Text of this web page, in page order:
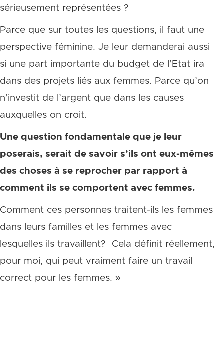
sérieusement représentées ?
Parce que sur toutes les questions, il faut une
perspective féminine. Je leur demanderai aussi
si une part importante du budget de l’Etat ira
dans des projets liés aux femmes. Parce qu’on
n’investit de l’argent que dans les causes
auxquelles on croit.
Une question fondamentale que je leur
poserais, serait de savoir s’ils ont eux-mêmes
des choses à se reprocher par rapport à
comment ils se comportent avec femmes.
Comment ces personnes traitent-ils les femmes
dans leurs familles et les femmes avec
lesquelles ils travaillent? Cela définit réellement,
pour moi, qui peut vraiment faire un travail
correct pour les femmes. »